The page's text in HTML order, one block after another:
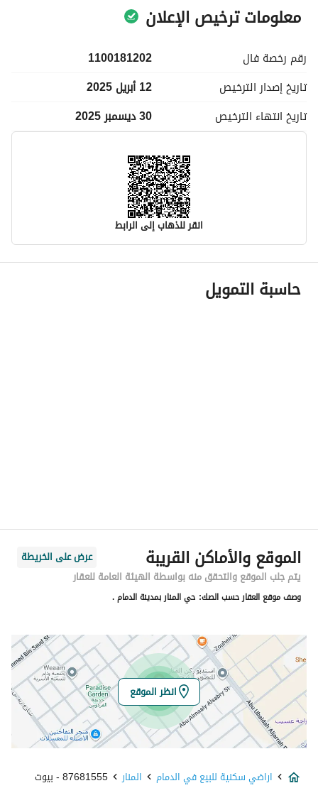
معلومات ترخيص الإعلان
رقم رخصة فال
1100181202
تاريخ إصدار الترخيص
12 أبريل 2025
تاريخ انتهاء الترخيص 30 ديسمبر 2025
انقر للذهاب إلى الرابط
معلومات مسؤول الإعلان
اسم المسؤول
رقم المبنى
2832
الرقم الاضافي
8639
خط العرض
26.363352649140587
خط الطول
50.0365186156254
تفاصيل العقار
نوع الإعلان
للبيع
استخدام العقار
-
حاسبة التمويل
الموقع والأماكن القريبة
عرض على الخريطة
يتم جلب الموقع والتحقق منه بواسطة الهيئة العامة للعقار
وصف موقع العقار حسب الصك: حي المنار بمدينة الدمام .
انظر الموقع
اراضي سكنية للبيع في الدمام المنار 87681555 - بيوت